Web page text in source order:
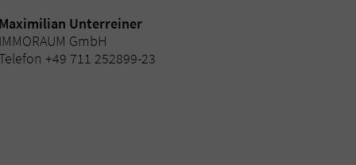
Maximilian Unterreiner
IMMORAUM GmbH
+49 711 252899-23